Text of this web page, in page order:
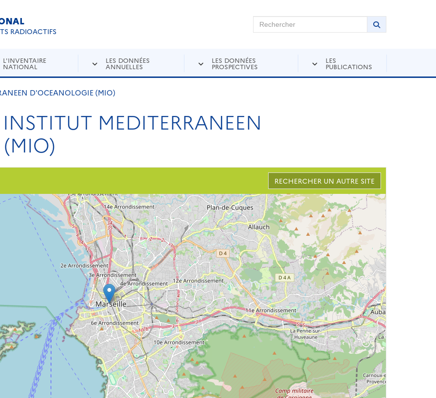
RADIOACTIFS
Rechercher sur Andra Inventaire Rechercher
Lancer la
L'INVENTAIRE
NATIONAL
LES DONNÉES
ANNUELLES
LES DONNÉES
PROSPECTIVES
LES
PUBLICATIONS
D'OCEANOLOGIE (MIO)
MEDITERRANEEN
RECHERCHER UN AUTRE SITE